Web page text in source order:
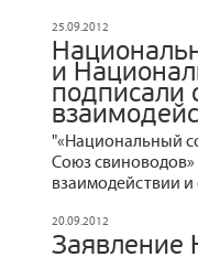
25.09.2012
и
подписали
"«Национальный
Союз
взаимодействии и
20.09.2012
Заявление